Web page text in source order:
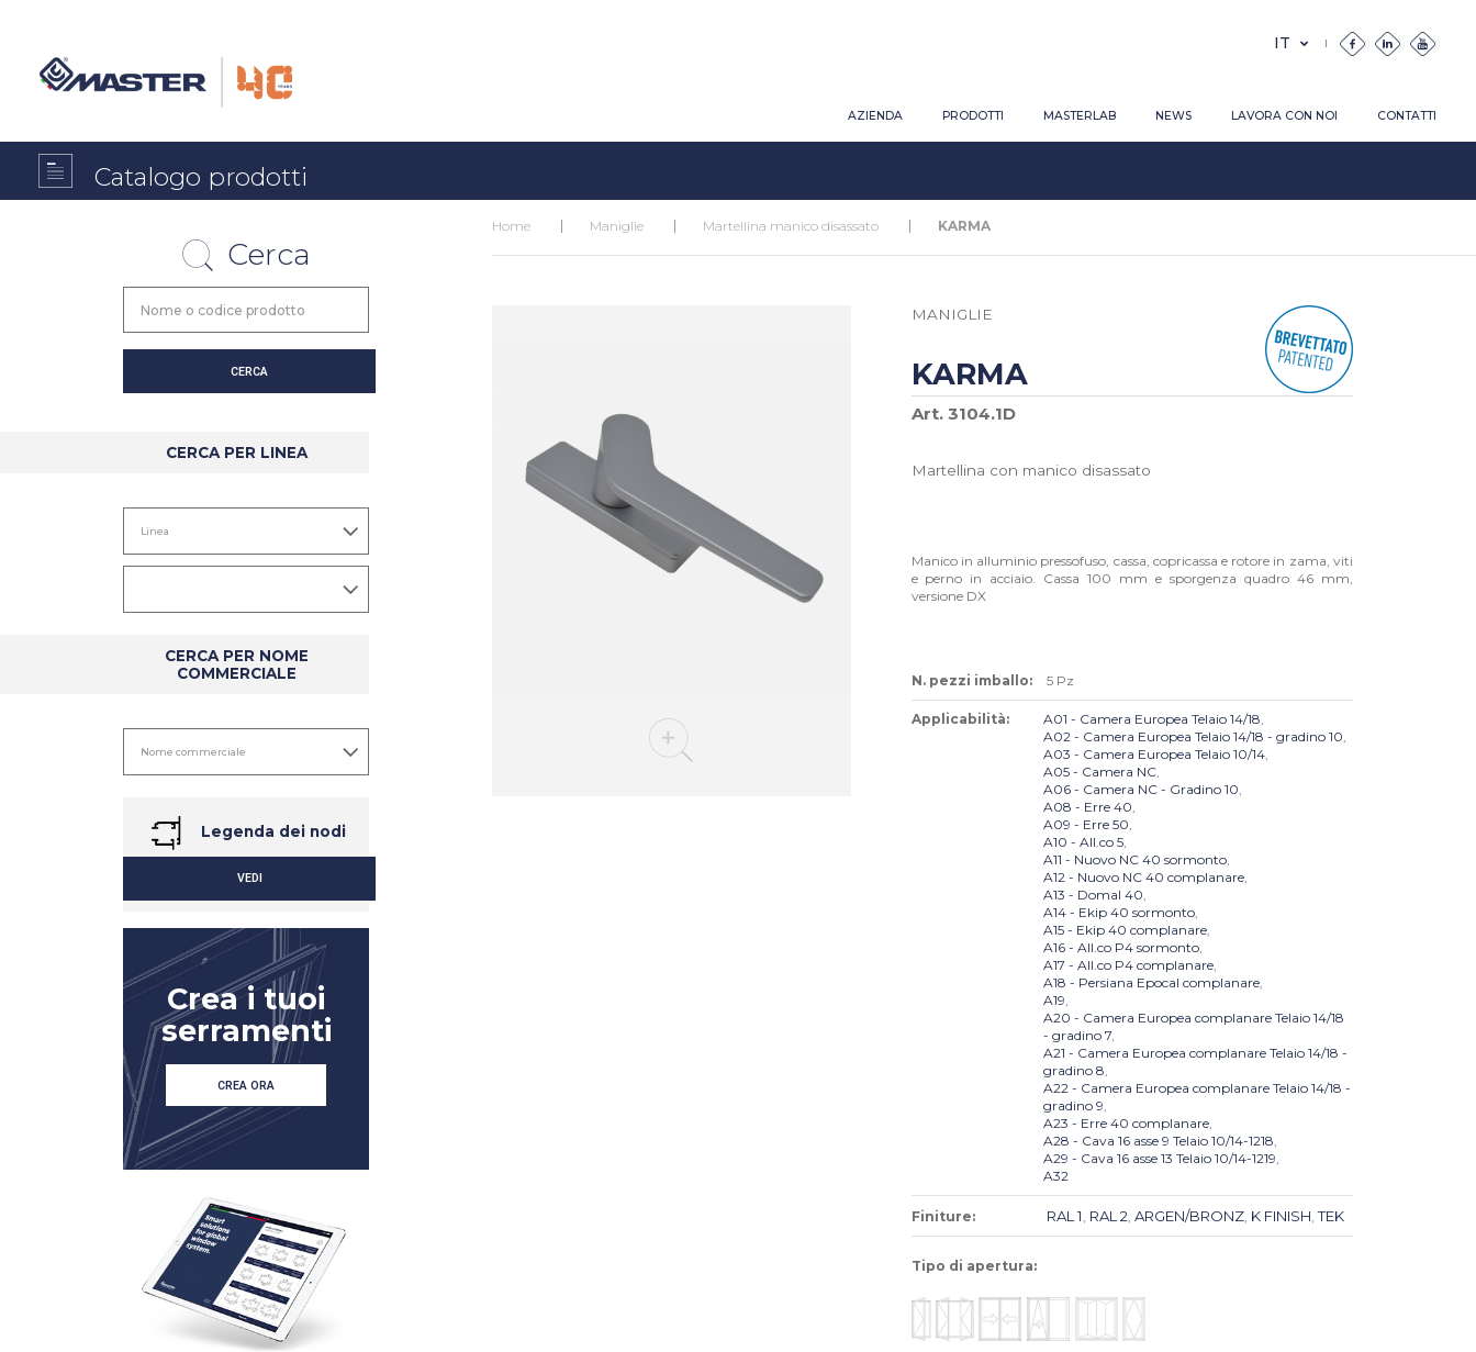
AZIENDA PRODOTTI MASTERLAB NEWS LAVORA CON NOI CONTATTI
Catalogo prodotti
Cerca
CERCA PER LINEA
CERCA PER NOME
COMMERCIALE
Legenda dei nodi
VEDI
Crea i tuoi
serramenti
CREA ORA
Home Maniglie Martellina manico disassato KARMA
MANIGLIE
KARMA
Art. 3104.1D
Martellina con manico disassato
Manico in alluminio pressofuso, cassa, copricassa e rotore in zama, viti
e perno in acciaio. Cassa 100 mm e sporgenza quadro 46 mm,
versione DX
N. pezzi imballo: 5 Pz
Applicabilità: A01 - Camera Europea Telaio 14/18
A02 - Camera Europea Telaio 14/18 - gradino 10
A03 - Camera Europea Telaio 10/14
A05 - Camera NC
A06 - Camera NC - Gradino 10
A08 - Erre 40
A09 - Erre 50
A10 - All.co 5
A11 - Nuovo NC 40 sormonto
A12 - Nuovo NC 40 complanare
A13 - Domal 40
A14 - Ekip 40 sormonto
A15 - Ekip 40 complanare
A16 - All.co P4 sormonto
A17 - All.co P4 complanare
A18 - Persiana Epocal complanare
A19
A20 - Camera Europea complanare Telaio 14/18
- gradino 7
A21 - Camera Europea complanare Telaio 14/18 -
gradino 8
A22 - Camera Europea complanare Telaio 14/18 -
gradino 9
A23 - Erre 40 complanare
A28 - Cava 16 asse 9 Telaio 10/14-1218
A29 - Cava 16 asse 13 Telaio 10/14-1219
A32
Finiture: RAL 1 RAL 2 ,ARGEN/BRONZ K FINISH ,TEK
Tipo di apertura: